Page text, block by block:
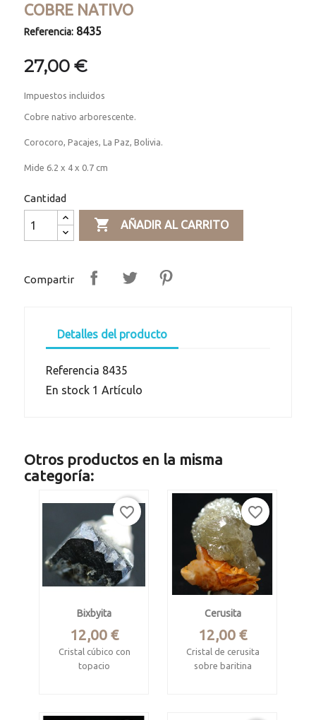
COBRE NATIVO
Referencia: 8435
27,00 €
Impuestos incluidos
Cobre nativo arborescente.
Corocoro, Pacajes, La Paz, Bolivia.
Mide 6.2 x 4 x 0.7 cm
Cantidad
 AÑADIR AL CARRITO
Compartir
Detalles del producto
Referencia 8435
En stock 1 Artículo
Otros productos en la misma
categoría:
Bixbyita
Precio
12,00 €
Cristal cúbico con
topacio
favorite_border
Cerusita
Precio
12,00 €
Cristal de cerusita
sobre baritina
favorite_border